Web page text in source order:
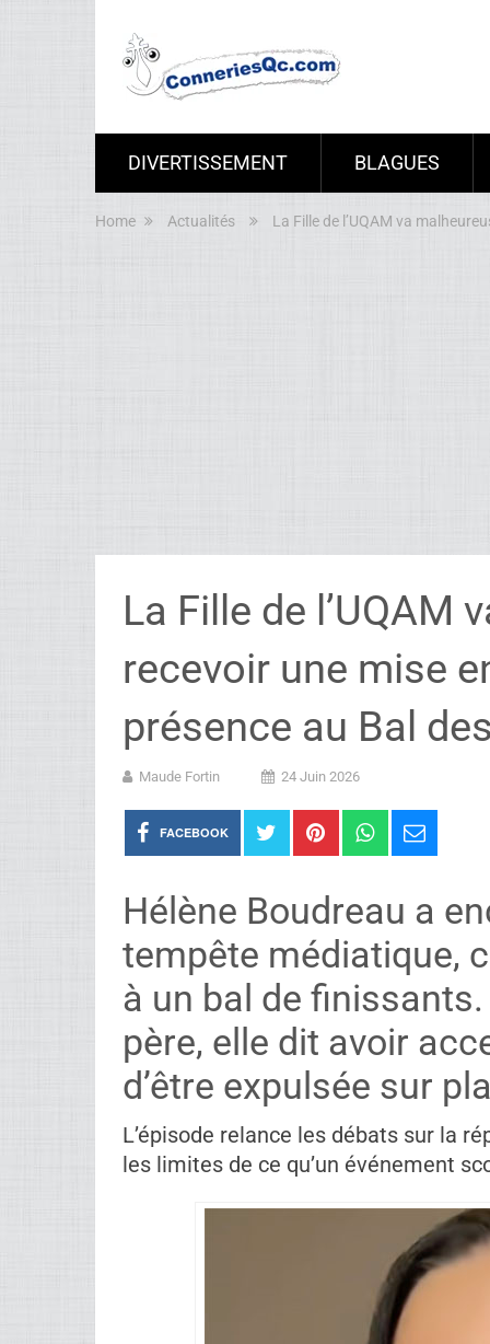
DIVERTISSEMENT BLAGUES
Home Actualités La Fille de l’UQAM va
La Fille de l’UQAM
recevoir une mise
présence au Bal
Hélène Boudreau a
tempête médiatique,
à un bal de
père, elle dit avoir
d’être expulsée sur
L’épisode relance les débats sur la
les limites de ce qu’un événement